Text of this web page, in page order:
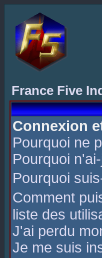
France Five
Connexion
Pourquoi ne
Pourquoi
Pourquoi
Comment
liste des
J'ai perdu
Je me suis